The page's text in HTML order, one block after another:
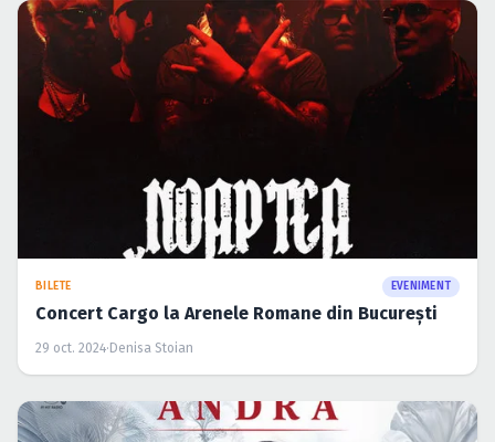
BILETE EVENIMENT
Concert Cargo la Arenele Romane din București
29 oct. 2024·Denisa Stoian